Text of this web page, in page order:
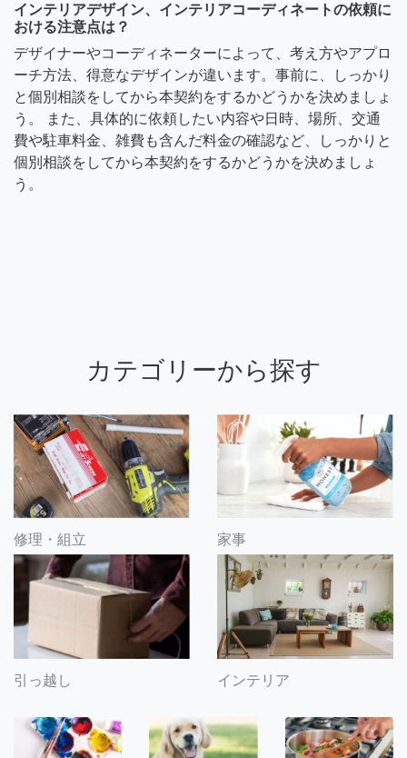
インテリアデザイン、インテリアコーディネートの依頼に
おける注意点は？
デザイナーやコーディネーターによって、考え方やアプロ
ーチ方法、得意なデザインが違います。事前に、しっかり
と個別相談をしてから本契約をするかどうかを決めましょ
う。 また、具体的に依頼したい内容や日時、場所、交通
費や駐車料金、雑費も含んだ料金の確認など、しっかりと
個別相談をしてから本契約をするかどうかを決めましょ
う。
カテゴリーから探す
修理・組立 家事
引っ越し インテリア